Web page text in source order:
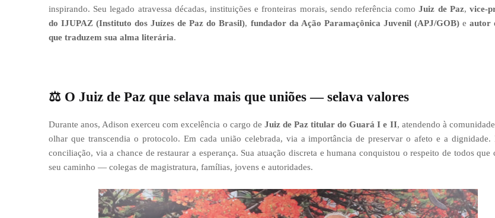
inspirando. Seu legado atravessa décadas, instituições e fronteiras morais, sendo referência comoJuiz de Paz,vice-
do IJUPAZ (Instituto dos Juízes de Paz do Brasil), fundador da Ação Paramaçônica Juvenil (APJ/GOB)e autor
que traduzem sua alma literária.
⚖️ O Juiz de Paz que selava mais que uniões — selava valores
Durante anos, Adison exerceu com excelência o cargo de Juiz de Paz titular do Guará I e II, atendendo à
olhar que transcendia o protocolo. Em cada união celebrada, via a importância de preservar o afeto e a dignidade.
conciliação, via a chance de restaurar a esperança. Sua atuação discreta e humana conquistou o respeito de todos que
seu caminho — colegas de magistratura, famílias, jovens e autoridades.